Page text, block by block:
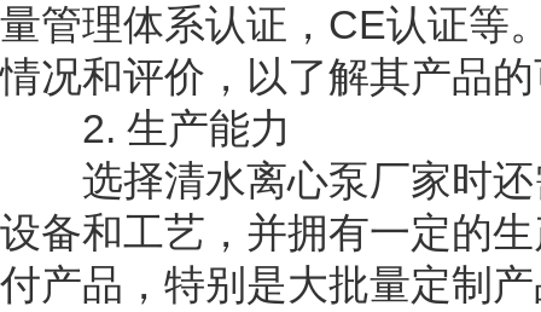
量管理体系认证，CE认证等
情况和评价，以了解其产品
2. 生产能力
选择清水离心泵厂家时还
设备和工艺，并拥有一定的
付产品，特别是大批量定制